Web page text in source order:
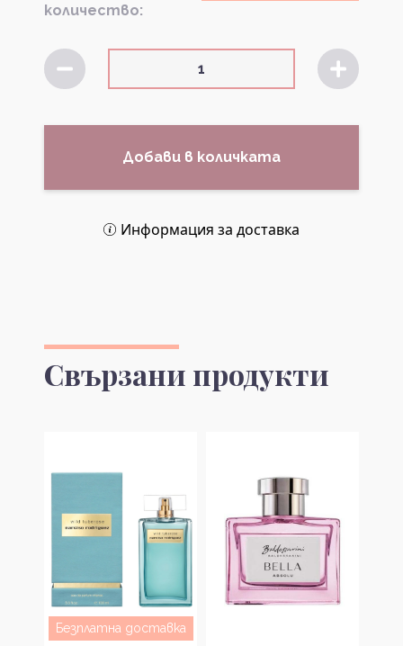
количество:
Добави в количката
Информация за доставка
Свързани продукти
Безплатна доставка